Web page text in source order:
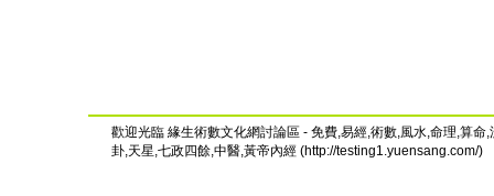
歡迎光臨 緣生術數文化網討論區 - 免費,易經,術數,風水,命理,算
卦,天星,七政四餘,中醫,黃帝內經 (http://testing1.yuensang.com/)